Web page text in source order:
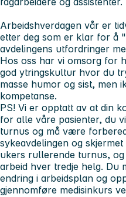
Arbeidshverdagen vår er
etter deg som er klar for å
avdelingens utfordringer
Hos oss har vi omsorg for
god ytringskultur hvor du
masse humor og sist, men
kompetanse.
PS! Vi er opptatt av at din
for alle våre pasienter, du
turnus og må være
sykeavdelingen og
ukers rullerende turnus,
arbeid hver tredje helg. Du
endring i arbeidsplan og
gjennomføre medisinkurs